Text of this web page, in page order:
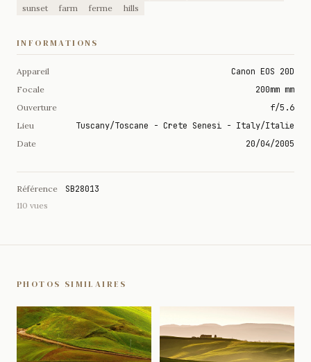
sunset
farm ferme hills
INFORMATIONS
Appareil Canon EOS 20D
Focale 200mm mm
Ouverture f/5.6
Lieu Tuscany/Toscane - Crete Senesi - Italy/Italie
Date 20/04/2005
Référence SB28013
110 vues
PHOTOS SIMILAIRES